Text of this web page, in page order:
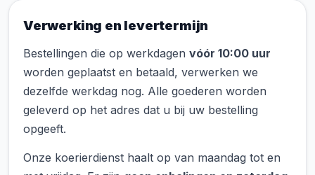
Verwerking en levertermijn
Bestellingen die op werkdagen vóór 10:00 uur
worden geplaatst en betaald, verwerken we
dezelfde werkdag nog. Alle goederen worden
geleverd op het adres dat u bij uw bestelling
opgeeft.
Onze koerierdienst haalt op van maandag tot en